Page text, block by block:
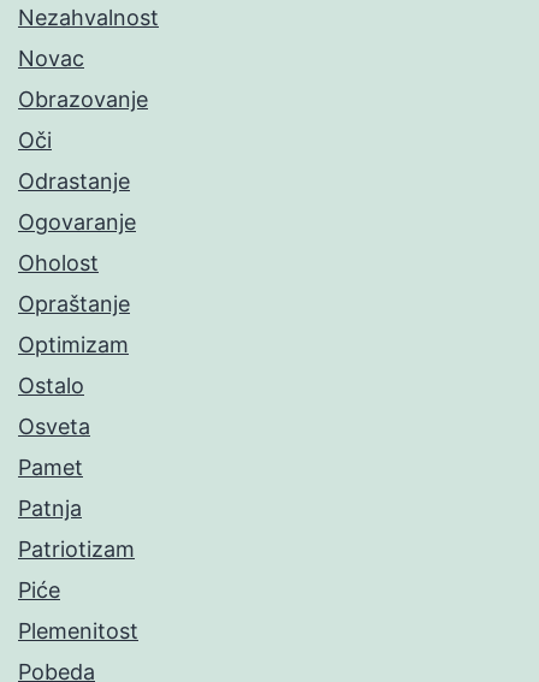
Nezahvalnost
Novac
Obrazovanje
Oči
Odrastanje
Ogovaranje
Oholost
Opraštanje
Optimizam
Ostalo
Osveta
Pamet
Patnja
Patriotizam
Piće
Plemenitost
Pobeda